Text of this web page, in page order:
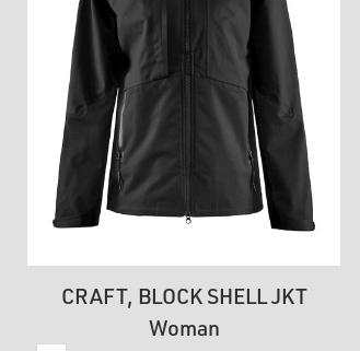
CRAFT, BLOCK SHELL JKT
Woman